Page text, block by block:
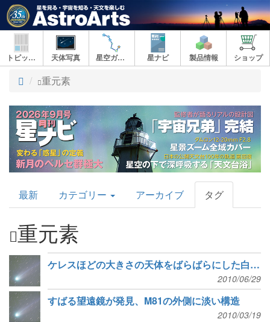
トピックス 天体写真 星空ガイド 星ナビ 製品情報 ショップ
ト
プ
重元素
AstroArts
Topics
最新 カテゴリー アーカイブ タグ
重元素
ケレスほどの大きさの天体をばらばらにした白色矮星
2010/06/29
すばる望遠鏡が発見、M81の外側に淡い構造
2010/03/19